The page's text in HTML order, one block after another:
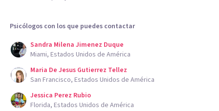
Psicólogos con los que puedes contactar
Sandra Milena Jimenez Duque
Miami, Estados Unidos de América
Maria De Jesus Gutierrez Tellez
San Francisco, Estados Unidos de América
Jessica Perez Rubio
Florida, Estados Unidos de América